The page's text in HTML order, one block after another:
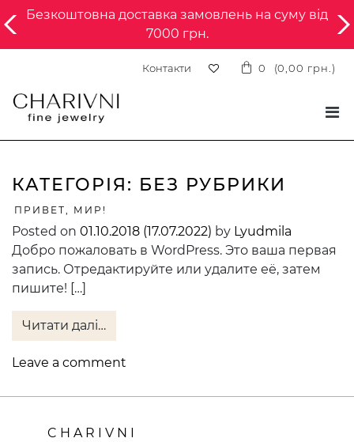
Безкоштовна доставка замовлень на суму від
7000 грн.
Контакти 0 (0,00 грн. )
КАТЕГОРІЯ: БЕЗ РУБРИКИ
ПРИВЕТ, МИР!
Posted on 01.10.2018 (17.07.2022) by Lyudmila
Добро пожаловать в WordPress. Это ваша первая
запись. Отредактируйте или удалите её, затем
пишите! […]
Читати далі…
Leave a comment
CHARIVNI